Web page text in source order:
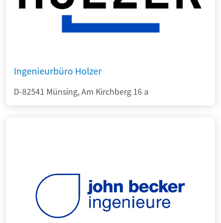
Ingenieurbüro Holzer
D-82541 Münsing, Am Kirchberg 16 a